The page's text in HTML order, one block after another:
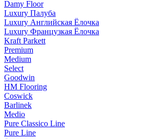
Damy Floor
Luxury Палуба
Luxury Английская Ёлочка
Luxury Французкая Ёлочка
Kraft Parkett
Premium
Medium
Select
Goodwin
HM Flooring
Coswick
Barlinek
Medio
Pure Classico Line
Pure Line